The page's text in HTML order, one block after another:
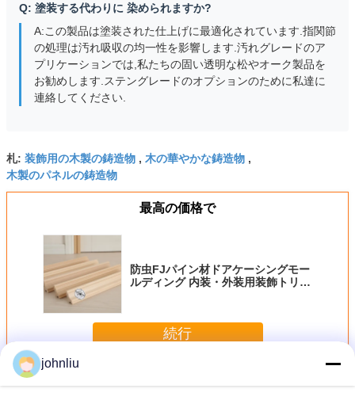
Q: 塗装する代わりに 染められますか?
A:この製品は塗装された仕上げに最適化されています.指関節
の処理は汚れ吸収の均一性を影響します.汚れグレードのア
プリケーションでは,私たちの固い透明な松やオーク製品を
お勧めします.ステングレードのオプションのために私達に
連絡してください.
札: 装飾用の木製の鋳造物 , 木の華やかな鋳造物 ,
木製のパネルの鋳造物
最高の価格で
防虫FJパイン材ドアケーシングモー
ルディング 内装・外装用装飾トリム
続行
多く装飾的な木の鋳造物
johnliu